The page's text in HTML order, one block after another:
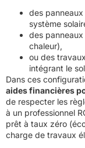
des panneaux
système
des panneaux
chaleur),
ou des
intégrant le
Dans ces
aides financières
de respecter les
à un professionnel
prêt à taux zéro
charge de travaux